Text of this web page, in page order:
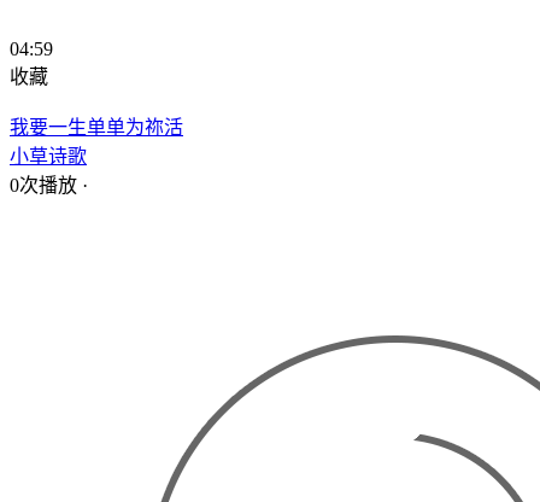
04:59
收藏
我要一生单单为祢活
小草诗歌
0次播放 ·